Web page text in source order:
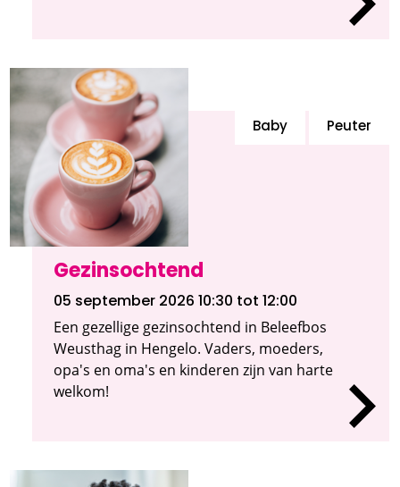
Gezinsochtend
Baby Peuter
05 september 2026 10:30 tot 12:00
Een gezellige gezinsochtend in Beleefbos
Weusthag in Hengelo. Vaders, moeders,
opa's en oma's en kinderen zijn van harte
welkom!